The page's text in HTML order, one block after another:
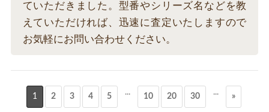
ていただきました。型番やシリーズ名などを教
えていただければ、迅速に査定いたしますので
お気軽にお問い合わせください。
1 2 3 4 5 ... 10 20 30 ... »